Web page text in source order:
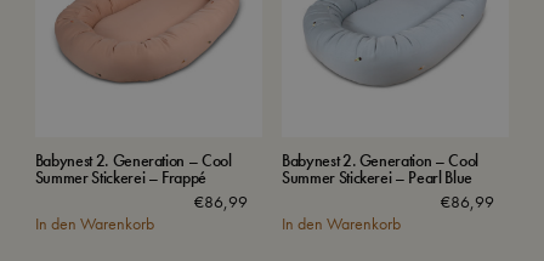
Babynest 2. Generation – Cool
Summer Stickerei – Frappé
€86,99
In den Warenkorb
Babynest 2. Generation – Cool
Summer Stickerei – Pearl Blue
€86,99
In den Warenkorb